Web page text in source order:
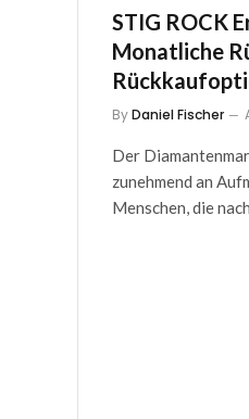
STIG ROCK
Monatliche
ByDaniel Fischer
Der
zunehmend an
Menschen, die